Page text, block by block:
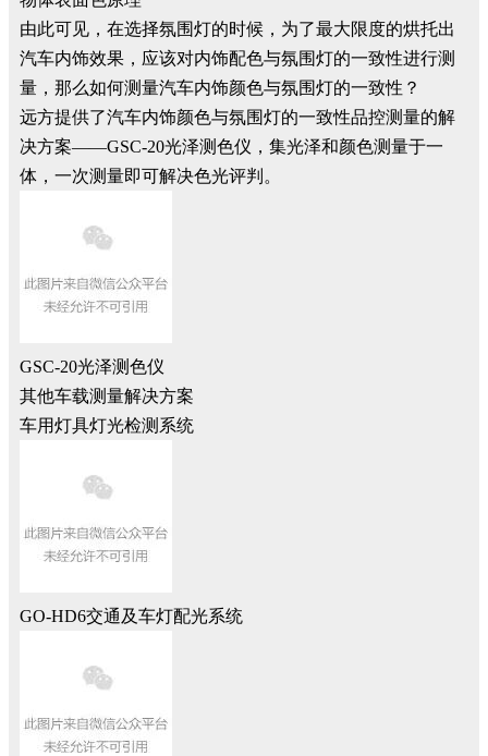
由此可见，在选择氛围灯的时候，为了最大限度的烘托出
汽车内饰效果，应该对内饰配色与氛围灯的一致性进行测
量，那么如何测量汽车内饰颜色与氛围灯的一致性？
远方提供了汽车内饰颜色与氛围灯的一致性品控测量的解
决方案——GSC-20光泽测色仪，集光泽和颜色测量于一
体，一次测量即可解决色光评判。
GSC-20光泽测色仪
其他车载测量解决方案
车用灯具灯光检测系统
GO-HD6交通及车灯配光系统